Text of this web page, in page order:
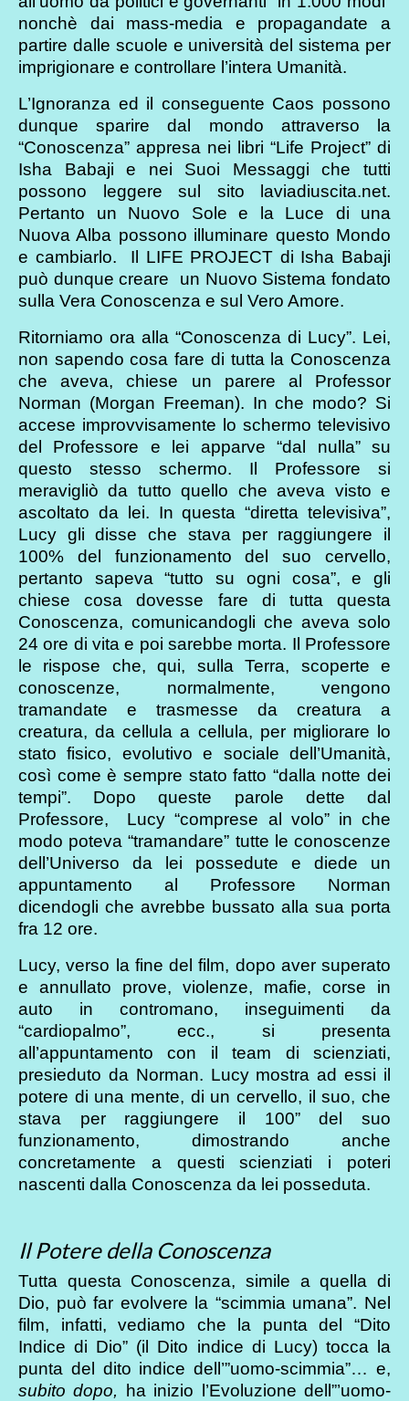
nonchè dai mass-media e propagandate a
partire dalle scuole e università del sistema per
imprigionare e controllare l’intera Umanità.
L’Ignoranza ed il conseguente Caos possono
dunque sparire dal mondo attraverso la
“Conoscenza” appresa nei libri “Life Project” di
Isha Babaji e nei Suoi Messaggi che tutti
possono leggere sul sito laviadiuscita.net.
Pertanto un Nuovo Sole e la Luce di una
Nuova Alba possono illuminare questo Mondo
e cambiarlo. Il LIFE PROJECT di Isha Babaji
può dunque creare un Nuovo Sistema fondato
sulla Vera Conoscenza e sul Vero Amore.
Ritorniamo ora alla “Conoscenza di Lucy”. Lei,
non sapendo cosa fare di tutta la Conoscenza
che aveva, chiese un parere al Professor
Norman (Morgan Freeman). In che modo? Si
accese improvvisamente lo schermo televisivo
del Professore e lei apparve “dal nulla” su
questo stesso schermo. Il Professore si
meravigliò da tutto quello che aveva visto e
ascoltato da lei. In questa “diretta televisiva”,
Lucy gli disse che stava per raggiungere il
100% del funzionamento del suo cervello,
pertanto sapeva “tutto su ogni cosa”, e gli
chiese cosa dovesse fare di tutta questa
Conoscenza, comunicandogli che aveva solo
24 ore di vita e poi sarebbe morta. Il Professore
le rispose che, qui, sulla Terra, scoperte e
conoscenze, normalmente, vengono
tramandate e trasmesse da creatura a
creatura, da cellula a cellula, per migliorare lo
stato fisico, evolutivo e sociale dell’Umanità,
così come è sempre stato fatto “dalla notte dei
tempi”. Dopo queste parole dette dal
Professore, Lucy “comprese al volo” in che
modo poteva “tramandare” tutte le conoscenze
dell’Universo da lei possedute e diede un
appuntamento al Professore Norman
dicendogli che avrebbe bussato alla sua porta
fra 12 ore.
Lucy, verso la fine del film, dopo aver superato
e annullato prove, violenze, mafie, corse in
auto in contromano, inseguimenti da
“cardiopalmo”, ecc., si presenta
all’appuntamento con il team di scienziati,
presieduto da Norman. Lucy mostra ad essi il
potere di una mente, di un cervello, il suo, che
stava per raggiungere il 100” del suo
funzionamento, dimostrando anche
concretamente a questi scienziati i poteri
nascenti dalla Conoscenza da lei posseduta.
Il Potere della Conoscenza
Tutta questa Conoscenza, simile a quella di
Dio, può far evolvere la “scimmia umana”. Nel
film, infatti, vediamo che la punta del “Dito
Indice di Dio” (il Dito indice di Lucy) tocca la
punta del dito indice dell’”uomo-scimmia”… e,
subito dopo,
ha inizio l’Evoluzione dell”’uomo-